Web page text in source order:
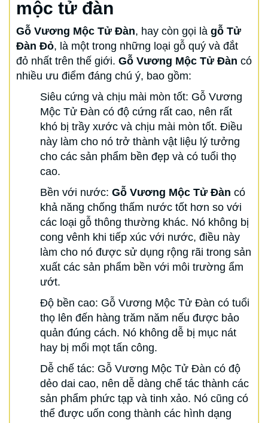
mộc tử đàn
Gỗ Vương Mộc Tử Đàn, hay còn gọi là gỗ Tử
Đàn Đỏ, là một trong những loại gỗ quý và đắt
đỏ nhất trên thế giới. Gỗ Vương Mộc Tử Đàn có
nhiều ưu điểm đáng chú ý, bao gồm:
Siêu cứng và chịu mài mòn tốt: Gỗ Vương
Mộc Tử Đàn có độ cứng rất cao, nên rất
khó bị trầy xước và chịu mài mòn tốt. Điều
này làm cho nó trở thành vật liệu lý tưởng
cho các sản phẩm bền đẹp và có tuổi thọ
cao.
Bền với nước: Gỗ Vương Mộc Tử Đàn có
khả năng chống thấm nước tốt hơn so với
các loại gỗ thông thường khác. Nó không bị
cong vênh khi tiếp xúc với nước, điều này
làm cho nó được sử dụng rộng rãi trong sản
xuất các sản phẩm bền với môi trường ẩm
ướt.
Độ bền cao: Gỗ Vương Mộc Tử Đàn có tuổi
thọ lên đến hàng trăm năm nếu được bảo
quản đúng cách. Nó không dễ bị mục nát
hay bị mối mọt tấn công.
Dễ chế tác: Gỗ Vương Mộc Tử Đàn có độ
dẻo dai cao, nên dễ dàng chế tác thành các
sản phẩm phức tạp và tinh xảo. Nó cũng có
thể được uốn cong thành các hình dạng